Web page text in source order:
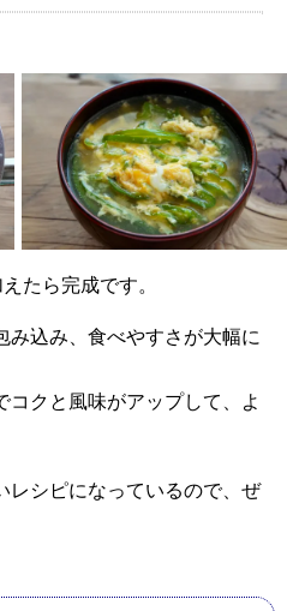
たら完成です。
み込み、食べやすさが大幅に
コクと風味がアップして、よ
レシピになっているので、ぜ